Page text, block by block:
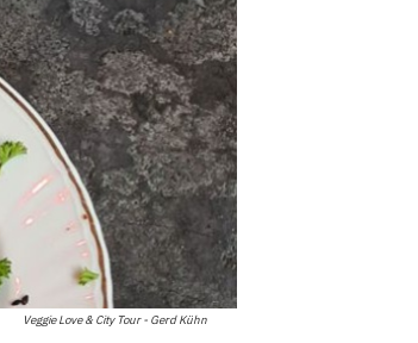
Veggie Love & City Tour - Gerd Kühn